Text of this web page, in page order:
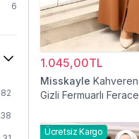
126
6
82
38
1.045,00TL
Misskayle
Gizli Fermuarlı Ferace
Ücretsiz Kargo